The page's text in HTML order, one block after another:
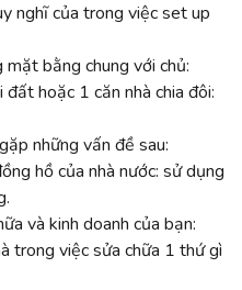
nghĩ của trong việc set up
bằng chung với chủ:
hoặc 1 căn nhà chia đôi:
những vấn đề sau:
hồ của nhà nước: sử dụng
và kinh doanh của bạn:
trong việc sửa chữa 1 thứ gì